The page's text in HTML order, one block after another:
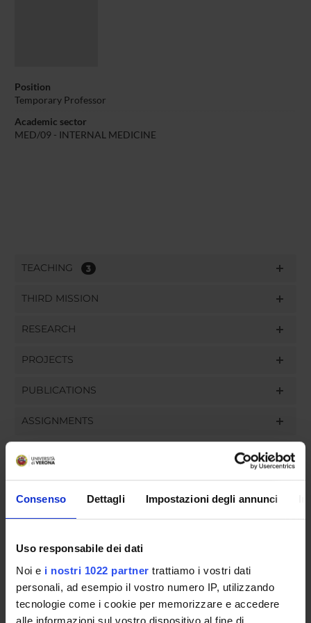
Consenso Dettagli Impostazioni degli annunci
Uso responsabile dei dati
Noi e i nostri 1022 partner trattiamo i vostri dati
personali, ad esempio il vostro numero IP, utilizzando
tecnologie come i cookie per memorizzare e accedere
alle informazioni sul vostro dispositivo al fine di
Position
Temporary Professor
Academic sector
MED/09 - INTERNAL MEDICINE
TEACHING 3
THIRD MISSION
RESEARCH
PROJECTS
PUBLICATIONS
ASSIGNMENTS
ORGANISATION
COMMITTEES
DEPARTMENT ADMINISTRATION OFFICES
STUDENT ADMINISTRATION OFFICES